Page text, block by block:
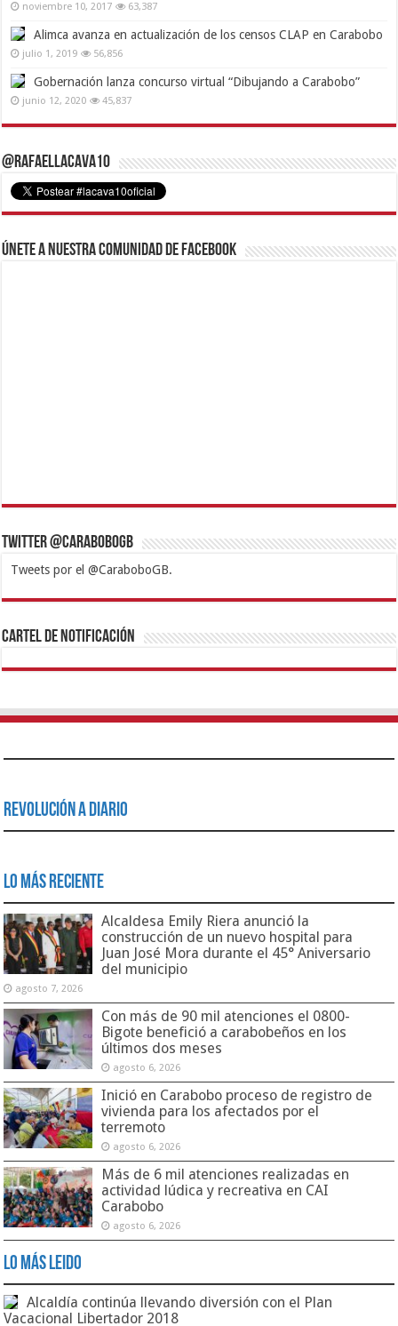
noviembre 10, 2017 63,387
Alimca avanza en actualización de los censos CLAP en Carabobo
julio 1, 2019 56,856
Gobernación lanza concurso virtual “Dibujando a Carabobo”
junio 12, 2020 45,837
@RafaelLacava10
Únete a nuestra comunidad de Facebook
Twitter @CaraboboGB
Tweets por el @CaraboboGB.
1xbetBetturkeyBetistKralbetSupertotobetTipobetMatadorbetMariobet
https://mvbcasino.com/
Cartel de Notificación
Revolución a Diario
Lo Más Reciente
Alcaldesa Emily Riera anunció la
construcción de un nuevo hospital para
Juan José Mora durante el 45° Aniversario
del municipio
agosto 7, 2026
Con más de 90 mil atenciones el 0800-
Bigote benefició a carabobeños en los
últimos dos meses
agosto 6, 2026
Inició en Carabobo proceso de registro de
vivienda para los afectados por el
terremoto
agosto 6, 2026
Más de 6 mil atenciones realizadas en
actividad lúdica y recreativa en CAI
Carabobo
agosto 6, 2026
Lo Más Leido
Alcaldía continúa llevando diversión con el Plan
Vacacional Libertador 2018